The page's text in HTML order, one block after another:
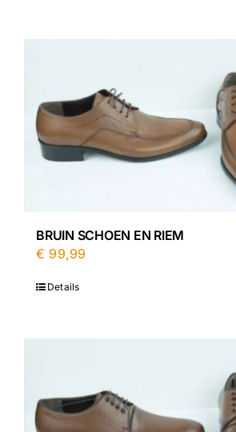
BRUIN SCHOEN EN RIEM
€ 99,99
Details